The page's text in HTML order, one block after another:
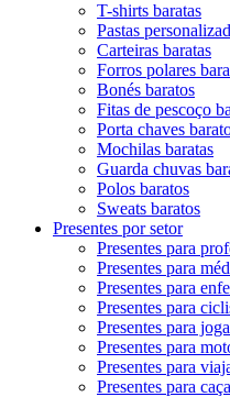
T-shirts baratas
Pastas
Carteiras baratas
Forros polares
Bonés baratos
Fitas de pescoço
Porta chaves
Mochilas baratas
Guarda chuvas
Polos baratos
Sweats baratos
Presentes por setor
Presentes para
Presentes para
Presentes para
Presentes para
Presentes para
Presentes para
Presentes para
Presentes para